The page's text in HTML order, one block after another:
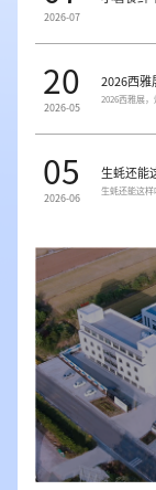
2026-07
20
2026-05
2026西
05
2026-06
生蚝还能
生蚝还能这样